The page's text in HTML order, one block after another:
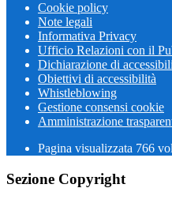
Cookie policy
Note legali
Informativa Privacy
Ufficio Relazioni con il
Dichiarazione di
Obiettivi di accessibilità
Whistleblowing
Gestione consensi cookie
Amministrazione
Pagina visualizzata 766
Sezione Copyright